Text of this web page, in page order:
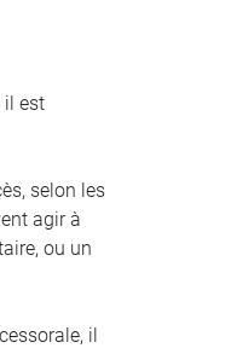
il est
selon les
agir à
ou un
il